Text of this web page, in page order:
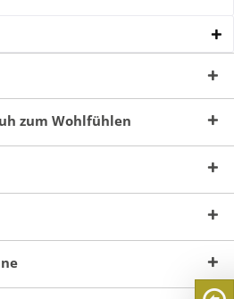
zum Wohlfühlen